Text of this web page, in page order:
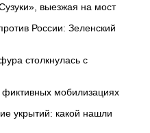
выезжая на мост
России: Зеленский
столкнулась с
мобилизациях
укрытий: какой нашли